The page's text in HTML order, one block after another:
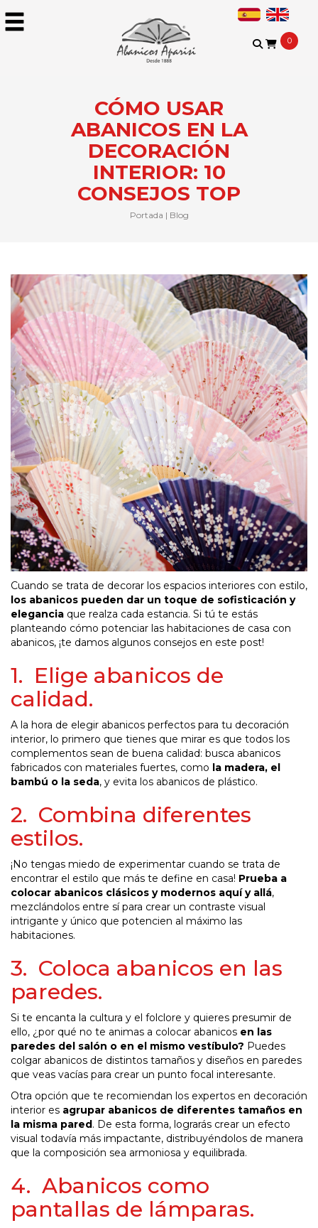
0
CÓMO USAR
ABANICOS EN LA
DECORACIÓN
INTERIOR: 10
CONSEJOS TOP
Portada | Blog
Cuando se trata de decorar los espacios interiores con estilo,
los abanicos pueden dar un toque de sofisticación y
elegancia que realza cada estancia. Si tú te estás
planteando cómo potenciar las habitaciones de casa con
abanicos, ¡te damos algunos consejos en este post!
1. Elige abanicos de
calidad.
A la hora de elegir abanicos perfectos para tu decoración
interior, lo primero que tienes que mirar es que todos los
complementos sean de buena calidad: busca abanicos
fabricados con materiales fuertes, como la madera, el
bambú o la seda, y evita los abanicos de plástico.
2. Combina diferentes
estilos.
¡No tengas miedo de experimentar cuando se trata de
encontrar el estilo que más te define en casa! Prueba a
colocar abanicos clásicos y modernos aquí y allá,
mezclándolos entre sí para crear un contraste visual
intrigante y único que potencien al máximo las
habitaciones.
3. Coloca abanicos en las
paredes.
Si te encanta la cultura y el folclore y quieres presumir de
ello, ¿por qué no te animas a colocar abanicos en las
paredes del salón o en el mismo vestíbulo? Puedes
colgar abanicos de distintos tamaños y diseños en paredes
que veas vacías para crear un punto focal interesante.
Otra opción que te recomiendan los expertos en decoración
interior es agrupar abanicos de diferentes tamaños en
la misma pared. De esta forma, lograrás crear un efecto
visual todavía más impactante, distribuyéndolos de manera
que la composición sea armoniosa y equilibrada.
4. Abanicos como
pantallas de lámparas.